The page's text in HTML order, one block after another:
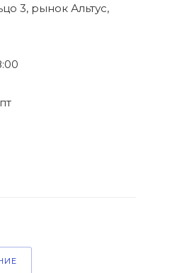
3, рынок Альтус,